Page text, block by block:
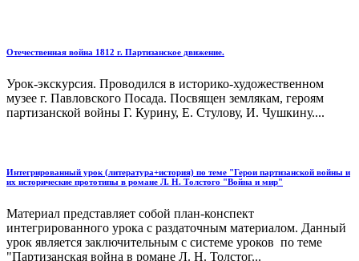
Отечественная война 1812 г. Партизанское движение.
Урок-экскурсия. Проводился в историко-художественном
музее г. Павловского Посада. Посвящен землякам, героям
партизанской войны Г. Курину, Е. Стулову, И. Чушкину....
Интегрированный урок (литература+история) по теме "Герои партизанской войны и
их исторические прототипы в романе Л. Н. Толстого "Война и мир"
Материал представляет собой план-конспект
интегрированного урока с раздаточным материалом. Данный
урок является заключительным с системе уроков по теме
"Партизанская война в романе Л. Н. Толстог...